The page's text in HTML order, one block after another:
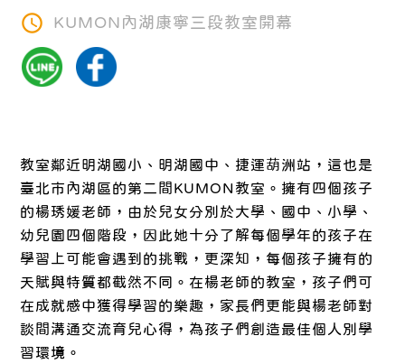
KUMON內湖康寧三段教室開幕
教室鄰近明湖國小、明湖國中、捷運葫洲站，這也是
臺北市內湖區的第二間KUMON教室。擁有四個孩子
的楊琇媛老師，由於兒女分別於大學、國中、小學、
幼兒園四個階段，因此她十分了解每個學年的孩子在
學習上可能會遇到的挑戰，更深知，每個孩子擁有的
天賦與特質都截然不同。在楊老師的教室，孩子們可
在成就感中獲得學習的樂趣，家長們更能與楊老師對
談間溝通交流育兒心得，為孩子們創造最佳個人別學
習環境。